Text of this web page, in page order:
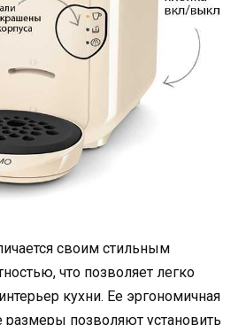
своим стильным
что позволяет легко
кухни. Ее эргономичная
позволяют установить